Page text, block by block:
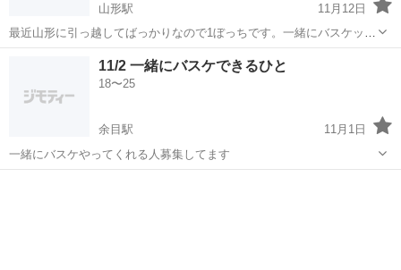
山形駅
11月12日
最近山形に引っ越してばっかりなので1ぼっちです。一緒にバスケット
ボールする友達欲しいい山形駅 バスケットボール
11/2 一緒にバスケできるひと
18〜25
余目駅
11月1日
一緒にバスケやってくれる人募集してます